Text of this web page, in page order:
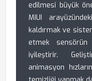
edilmesi büyük
MIUI
kaldırmak ve
etmek
iyileştirir.
animasyon